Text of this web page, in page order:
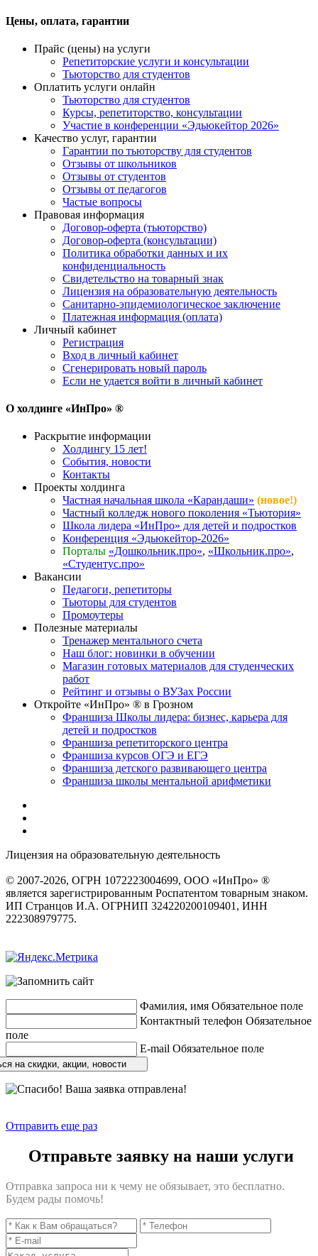
Цены, оплата, гарантии
Прайс (цены) на услуги
Репетиторские услуги и консультации
Тьюторство для студентов
Оплатить услуги онлайн
Тьюторство для студентов
Курсы, репетиторство, консультации
Участие в конференции «Эдьюкейтор 2026»
Качество услуг, гарантии
Гарантии по тьюторству для студентов
Отзывы от школьников
Отзывы от студентов
Отзывы от педагогов
Частые вопросы
Правовая информация
Договор-оферта (тьюторство)
Договор-оферта (консультации)
Политика обработки данных и их
конфиденциальность
Свидетельство на товарный знак
Лицензия на образовательную деятельность
Санитарно-эпидемиологическое заключение
Платежная информация (оплата)
Личный кабинет
Регистрация
Вход в личный кабинет
Сгенерировать новый пароль
Если не удается войти в личный кабинет
О холдинге «ИнПро» ®
Раскрытие информации
Холдингу 15 лет!
События, новости
Контакты
Проекты холдинга
Частная начальная школа «Карандаши» (новое!)
Частный колледж нового поколения «Тьютория»
Школа лидера «ИнПро» для детей и подростков
Конференция «Эдьюкейтор-2026»
Порталы «Дошкольник.про», «Школьник.про»,
«Студентус.про»
Вакансии
Педагоги, репетиторы
Тьюторы для студентов
Промоутеры
Полезные материалы
Тренажер ментального счета
Наш блог: новинки в обучении
Магазин готовых материалов для студенческих
работ
Рейтинг и отзывы о ВУЗах России
Откройте «ИнПро» ® в Грозном
Франшиза Школы лидера: бизнес, карьера для
детей и подростков
Франшиза репетиторского центра
Франшиза курсов ОГЭ и ЕГЭ
Франшиза детского развивающего центра
Франшиза школы ментальной арифметики
Лицензия на образовательную деятельность
© 2007-2026, ОГРН 1072223004699, ООО «ИнПро» ®
является зарегистрированным Роспатентом товарным знаком.
ИП Странцов И.А. ОГРНИП 324220200109401, ИНН
222308979775.
Фамилия, имя Обязательное поле
Контактный телефон Обязательное
поле
E-mail Обязательное поле
на скидки, акции, новости
Отправить еще раз
Отправьте заявку на наши услуги
Отправка запроса ни к чему не обязывает, это бесплатно.
Будем рады помочь!